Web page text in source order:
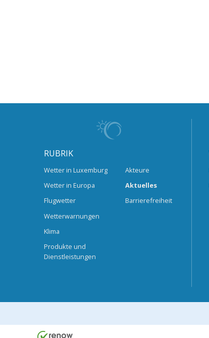
RUBRIK
Wetter in Luxemburg
Wetter in Europa
Flugwetter
Wetterwarnungen
Klima
Produkte und
Dienstleistungen
Akteure
Aktuelles
Barrierefreiheit